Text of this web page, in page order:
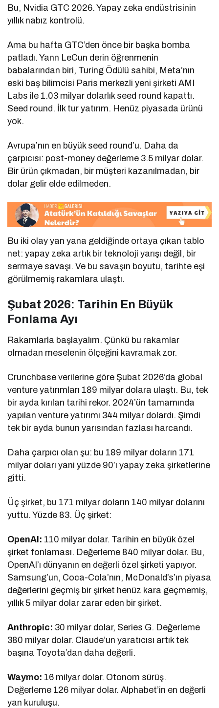
Bu, Nvidia GTC 2026. Yapay zeka endüstrisinin
yıllık nabız kontrolü.
Ama bu hafta GTC’den önce bir başka bomba
patladı. Yann LeCun derin öğrenmenin
babalarından biri, Turing Ödülü sahibi, Meta’nın
eski baş bilimcisi Paris merkezli yeni şirketi AMI
Labs ile 1.03 milyar dolarlık seed round kapattı.
Seed round. İlk tur yatırım. Henüz piyasada ürünü
yok.
Avrupa’nın en büyük seed round’u. Daha da
çarpıcısı: post-money değerleme 3.5 milyar dolar.
Bir ürün çıkmadan, bir müşteri kazanılmadan, bir
dolar gelir elde edilmeden.
Bu iki olay yan yana geldiğinde ortaya çıkan tablo
net: yapay zeka artık bir teknoloji yarışı değil, bir
sermaye savaşı. Ve bu savaşın boyutu, tarihte eşi
görülmemiş rakamlara ulaştı.
Şubat 2026: Tarihin En Büyük
Fonlama Ayı
Rakamlarla başlayalım. Çünkü bu rakamlar
olmadan meselenin ölçeğini kavramak zor.
Crunchbase verilerine göre Şubat 2026’da global
venture yatırımları 189 milyar dolara ulaştı. Bu, tek
bir ayda kırılan tarihi rekor. 2024’ün tamamında
yapılan venture yatırımı 344 milyar dolardı. Şimdi
tek bir ayda bunun yarısından fazlası harcandı.
Daha çarpıcı olan şu: bu 189 milyar doların 171
milyar doları yani yüzde 90’ı yapay zeka şirketlerine
gitti.
Üç şirket, bu 171 milyar doların 140 milyar dolarını
yuttu. Yüzde 83. Üç şirket:
OpenAI: 110 milyar dolar. Tarihin en büyük özel
şirket fonlaması. Değerleme 840 milyar dolar. Bu,
OpenAI’ı dünyanın en değerli özel şirketi yapıyor.
Samsung’un, Coca-Cola’nın, McDonald’s’ın piyasa
değerlerini geçmiş bir şirket henüz kara geçmemiş,
yıllık 5 milyar dolar zarar eden bir şirket.
Anthropic: 30 milyar dolar, Series G. Değerleme
380 milyar dolar. Claude’un yaratıcısı artık tek
başına Toyota’dan daha değerli.
Waymo: 16 milyar dolar. Otonom sürüş.
Değerleme 126 milyar dolar. Alphabet’in en değerli
yan kuruluşu.